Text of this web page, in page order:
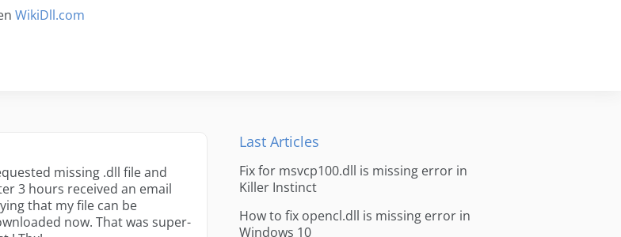
WikiDll.com
missing .dll file and
3 hours received an email
that my file can be
now. That was super-
Last Articles
Fix for msvcp100.dll is missing error in
Killer Instinct
How to fix opencl.dll is missing error in
Windows 10